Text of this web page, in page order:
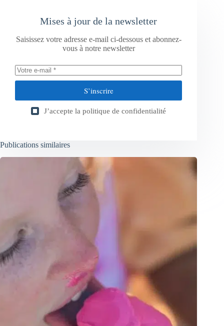
Mises à jour de la newsletter
Saisissez votre adresse e-mail ci-dessous et abonnez-
vous à notre newsletter
S’inscrire
J’accepte la politique de confidentialité
Publications similaires